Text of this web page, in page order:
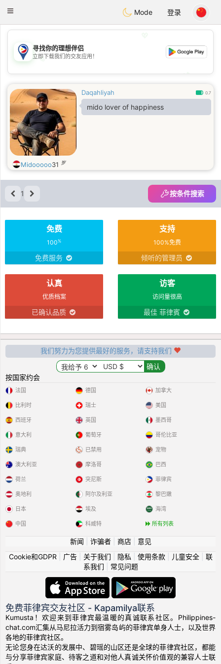
PhilippinesChat
Toggle
Mode 登录
💖
💕
寻找你的理想伴侣
立即下载我们的交友应用！
Daqahliyah 0.7
mido lover of happiness
Midooooo31 岁
1 按条件搜索
免费
100%
免费服务
支持
100%免费
倾听的管理员
认真
优质档案
已确认品质
访客
访问量很高
最佳 菲律賓
我们努力为您提供最好的服务，请支持我们
按国家约会
法国
比利时
西班牙
意大利
瑞典
德国
瑞士
英国
葡萄牙
已禁用
加拿大
美国
墨西哥
哥伦比亚
宠物
澳大利亚
荷兰
奥地利
日本
中国
摩洛哥
突尼斯
阿尔及利亚
埃及
科威特
巴西
菲律宾
黎巴嫩
海湾
所有列表
新闻 诈骗者| 商店| 意见
Cookie和GDPR
广告| 关于我们 隐私 使用条款| 儿童安全| 联
系我们
常见问题
免费菲律宾交友社区 - Kapamilya联系
Kumusta！欢迎来到菲律宾最温暖的真诚联系社区。Philippines-
chat.com汇集从马尼拉活力到宿雾岛屿的菲律宾单身人士，以及世界
各地的菲律宾社区。
无论您身在达沃的发展中、碧瑶的山区还是全球的菲律宾社区，都能
与分享菲律宾家庭、待客之道和对他人真诚关怀价值观的兼容人士联